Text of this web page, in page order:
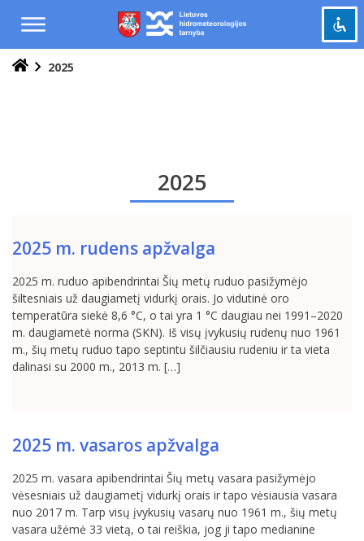
title Pažymėti antraštes
brightness_low
Tamsus kontrastas
Grąžinti
viską
į
pradinę
būseną
cached
turinį
2025
2025
2025 m. rudens apžvalga
2025 m. ruduo apibendrintai Šių metų ruduo pasižymėjo
šiltesniais už daugiametį vidurkį orais. Jo vidutinė oro
temperatūra siekė 8,6 °C, o tai yra 1 °C daugiau nei 1991–2020
m. daugiametė norma (SKN). Iš visų įvykusių rudenų nuo 1961
m., šių metų ruduo tapo septintu šilčiausiu rudeniu ir ta vieta
dalinasi su 2000 m., 2013 m. […]
2025 m. vasaros apžvalga
2025 m. vasara apibendrintai Šių metų vasara pasižymėjo
vėsesniais už daugiametį vidurkį orais ir tapo vėsiausia vasara
nuo 2017 m. Tarp visų įvykusių vasarų nuo 1961 m., šių metų
vasara užėmė 33 vietą, o tai reiškia, jog ji tapo medianine